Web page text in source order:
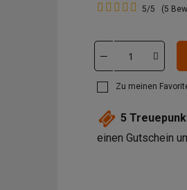
5/5 (5
Zu meinen
5
einen Gutschein